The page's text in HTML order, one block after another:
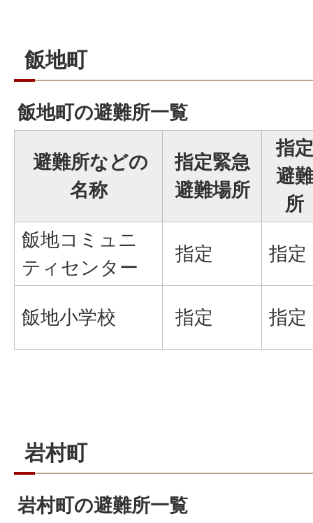
飯地町
飯地町の避難所一覧
避難所などの
名称
指定緊急
避難場所
指定
避難
所
飯地コミュニ
ティセンター
指定 指定
飯地小学校 指定 指定
岩村町
岩村町の避難所一覧